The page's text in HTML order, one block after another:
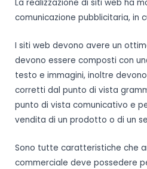
La realizzazione di siti web ha
comunicazione pubblicitaria, in
I siti web devono avere un
devono essere composti con
testo e immagini, inoltre
corretti dal punto di vista
punto di vista comunicativo e
vendita di un prodotto o di un
Sono tutte caratteristiche che
commerciale deve possedere